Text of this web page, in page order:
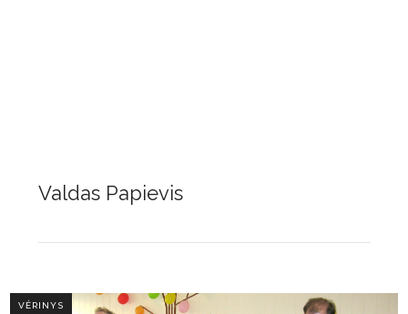
Valdas Papievis
VĖRINYS